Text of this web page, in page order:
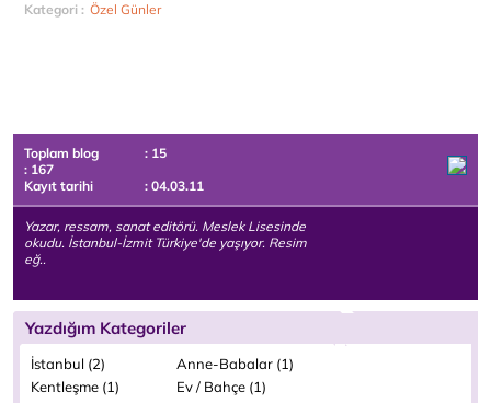
Kategori : Özel Günler
Toplam blog
: 15
: 167
Kayıt tarihi
: 04.03.11
Yazar, ressam, sanat editörü. Meslek Lisesinde
okudu. İstanbul-İzmit Türkiye'de yaşıyor. Resim
eğ..
Yazdığım Kategoriler
İstanbul (2)
Anne-Babalar (1)
Kentleşme (1)
Ev / Bahçe (1)